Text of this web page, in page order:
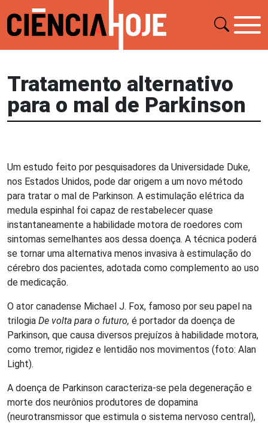
Tratamento alternativo
para o mal de Parkinson
Um estudo feito por pesquisadores da Universidade Duke,
nos Estados Unidos, pode dar origem a um novo método
para tratar o mal de Parkinson. A estimulação elétrica da
medula espinhal foi capaz de restabelecer quase
instantaneamente a habilidade motora de roedores com
sintomas semelhantes aos dessa doença. A técnica poderá
se tornar uma alternativa menos invasiva à estimulação do
cérebro dos pacientes, adotada como complemento ao uso
de medicação.
O ator canadense Michael J. Fox, famoso por seu papel na
trilogia De volta para o futuro, é portador da doença de
Parkinson, que causa diversos prejuízos à habilidade motora,
como tremor, rigidez e lentidão nos movimentos (foto: Alan
Light).
A doença de Parkinson caracteriza-se pela degeneração e
morte dos neurônios produtores de dopamina
(neurotransmissor que estimula o sistema nervoso central),